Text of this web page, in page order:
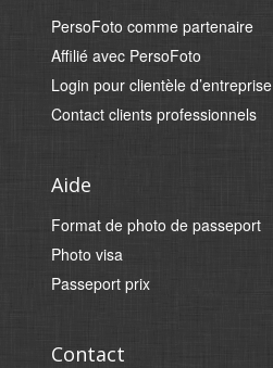
PersoFoto comme partenaire
Affilié avec PersoFoto
Login pour clientèle d’entreprise
Contact clients professionnels
Aide
Format de photo de passeport
Photo visa
Passeport prix
Contact